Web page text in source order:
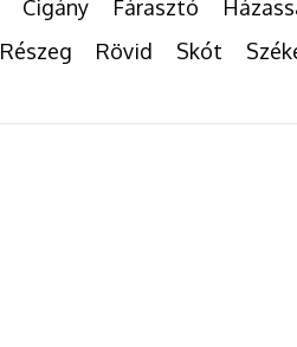
Cigány Fárasztó
Részeg Rövid Skót